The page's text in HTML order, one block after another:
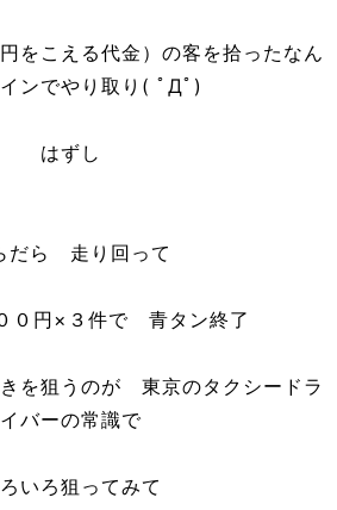
をこえる代金）の客を拾ったなん
ンでやり取り( ﾟДﾟ)
はずし
だら 走り回って
０円×３件で 青タン終了
を狙うのが 東京のタクシードラ
イバーの常識で
いろ狙ってみて